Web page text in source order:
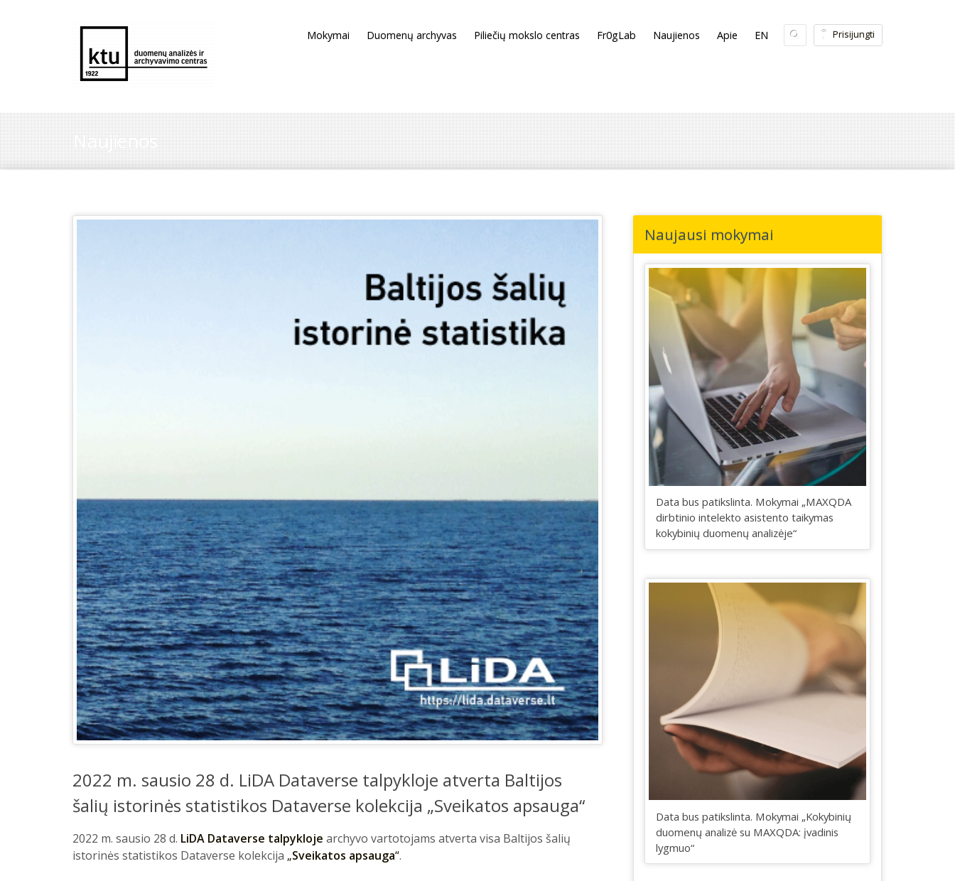
Prisijungti
Mokymai Duomenų archyvas Piliečių mokslo centras Fr0gLab Naujienos Apie EN
Naujienos
2022 m. sausio 28 d. LiDA Dataverse talpykloje atverta Baltijos
šalių istorinės statistikos Dataverse kolekcija „Sveikatos apsauga“
2022 m. sausio 28 d. LiDA Dataverse talpykloje archyvo vartotojams atverta visa Baltijos šalių
istorinės statistikos Dataverse kolekcija „Sveikatos apsauga“.
Naujausi mokymai
Data bus patikslinta. Mokymai „MAXQDA
dirbtinio intelekto asistento taikymas
kokybinių duomenų analizėje“
Data bus patikslinta. Mokymai „Kokybinių
duomenų analizė su MAXQDA: įvadinis
lygmuo“